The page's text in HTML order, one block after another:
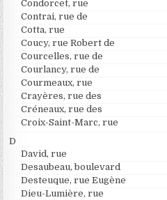
Condorcet, rue
Contrai, rue de
Cotta, rue
Coucy, rue Robert de
Courcelles, rue de
Courlancy, rue de
Courmeaux, rue
Crayères, rue des
Créneaux, rue des
Croix-Saint-Marc, rue
D
David, rue
Desaubeau, boulevard
Desteuque, rue Eugène
Dieu-Lumière, rue